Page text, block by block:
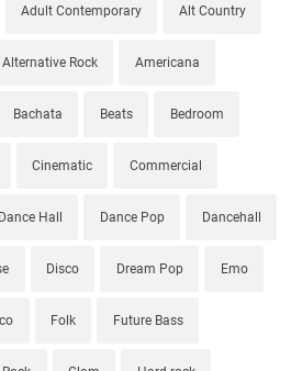
Adult Contemporary Alt Country
Alternative Rock Americana
Bachata Beats Bedroom
Cinematic Commercial
Dance Hall Dance Pop Dancehall
Disco Dream Pop Emo
Folk Future Bass